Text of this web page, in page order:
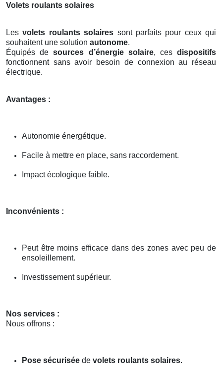
Volets roulants solaires
Lesvolets roulants solaires sont parfaits pour ceux qui
souhaitent une solution autonome.
Équipés desources d’énergie solaire, cesdispositifs
fonctionnent sans avoir besoin de connexion au réseau
électrique.
Avantages :
Autonomie énergétique.
Facile à mettre en place, sans raccordement.
Impact écologique faible.
Inconvénients :
Peut être moins efficace dans des zones avec peu de
ensoleillement.
Investissement supérieur.
Nos services :
Nous offrons :
Pose sécurisée de volets roulants solaires.